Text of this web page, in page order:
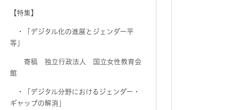
【特集】
・「デジタル化の進展とジェンダー平
等」
寄稿 独立行政法人 国立女性教育会
館
・「デジタル分野におけるジェンダー・
ギャップの解消」